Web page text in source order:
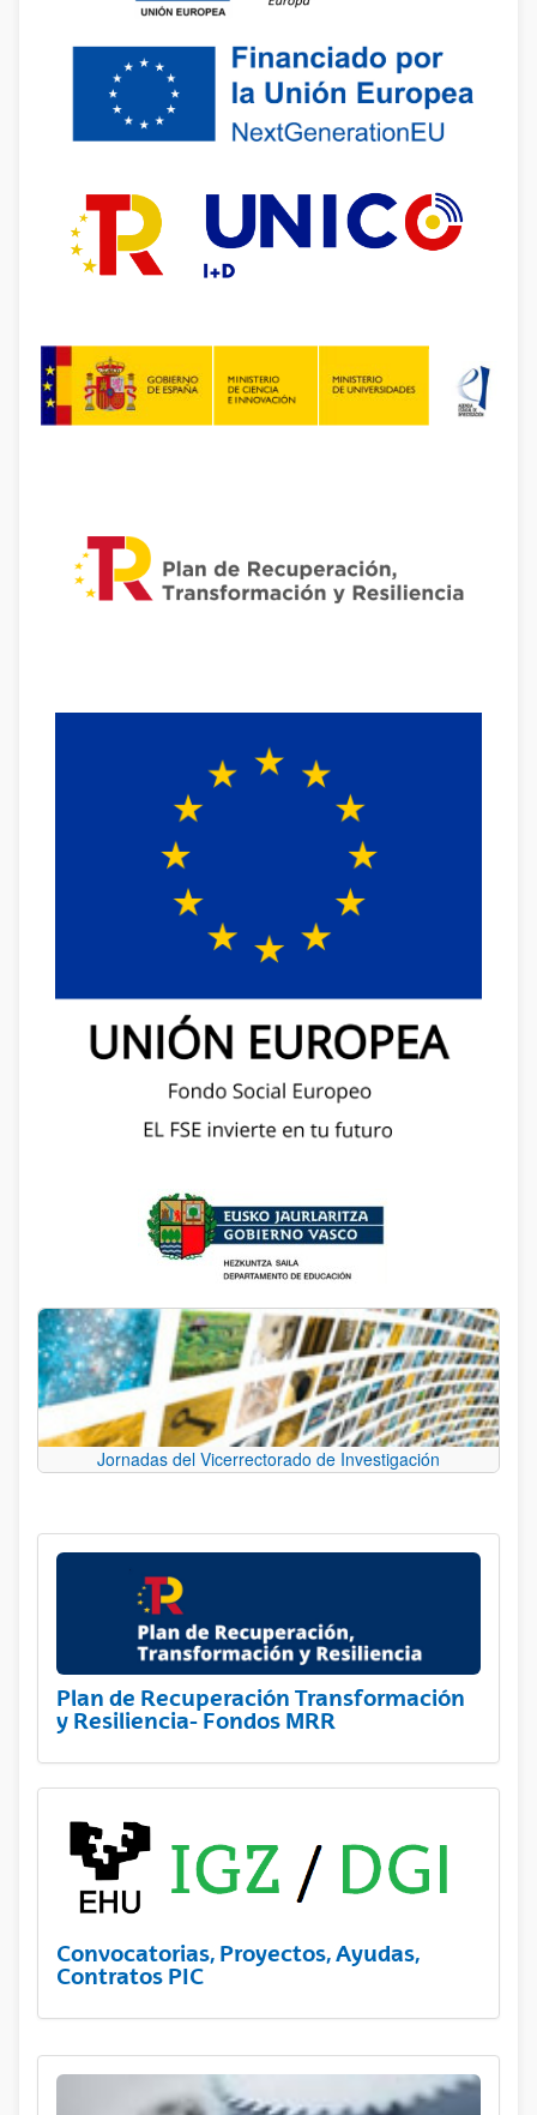
Jornadas del Vicerrectorado de Investigación
Plan de Recuperación Transformación
y Resiliencia- Fondos MRR
Convocatorias, Proyectos, Ayudas,
Contratos PIC